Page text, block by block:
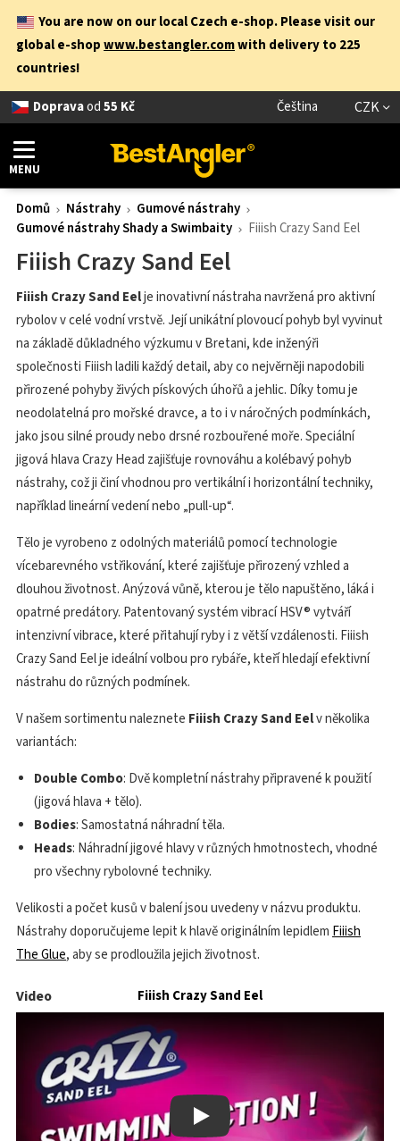
You are now on our local Czech e-shop. Please visit our
global e-shopwww.bestangler.comwith delivery to 225
countries!
Dopravaod55 Kč Čeština CZK
MENU
Domů Nástrahy
Gumové nástrahy
Gumové nástrahy Shady a Swimbaity
Fiiish Crazy Sand Eel
Video Fiiish Crazy Sand Eel
Play
Fiiish Crazy Sand Eel
Fiiish Crazy Sand Eelje inovativní nástraha navržená pro aktivní
rybolov v celé vodní vrstvě. Její unikátní plovoucí pohyb byl vyvinut
na základě důkladného výzkumu v Bretani, kde inženýři
společnosti Fiiish ladili každý detail, aby co nejvěrněji napodobili
přirozené pohyby živých pískových úhořů a jehlic. Díky tomu je
neodolatelná pro mořské dravce, a to i v náročných podmínkách,
jako jsou silné proudy nebo drsné rozbouřené moře. Speciální
jigová hlava Crazy Head zajišťuje rovnováhu a kolébavý pohyb
nástrahy, což ji činí vhodnou pro vertikální i horizontální techniky,
například lineární vedení nebo „pull-up“.
Tělo je vyrobeno z odolných materiálů pomocí technologie
vícebarevného vstřikování, které zajišťuje přirozený vzhled a
dlouhou životnost. Anýzová vůně, kterou je tělo napuštěno, láká i
opatrné predátory. Patentovaný systém vibrací HSV® vytváří
intenzivní vibrace, které přitahují ryby i z větší vzdálenosti. Fiiish
Crazy Sand Eel je ideální volbou pro rybáře, kteří hledají efektivní
nástrahu do různých podmínek.
V našem sortimentu naleznete Fiiish Crazy Sand Eelv několika
variantách:
Double Combo: Dvě kompletní nástrahy připravené k použití
(jigová hlava + tělo).
Bodies: Samostatná náhradní těla.
Heads: Náhradní jigové hlavy v různých hmotnostech, vhodné
pro všechny rybolovné techniky.
Velikosti a počet kusů v balení jsou uvedeny v názvu produktu.
Nástrahy doporučujeme lepit k hlavě originálním lepidlem Fiiish
The Glue, aby se prodloužila jejich životnost.